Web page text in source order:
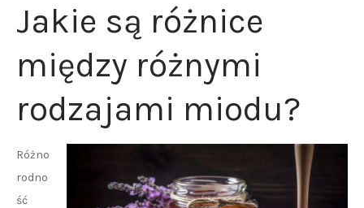
Jakie są różnice
między różnymi
rodzajami miodu?
Różno
rodno
ść